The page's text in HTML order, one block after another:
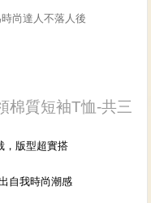
尚達人不落人後
質短袖T恤-共三色
，版型超實搭
自我時尚潮感